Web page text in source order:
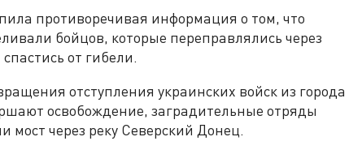
противоречивая информация о том, что
бойцов, которые переправлялись через
от гибели.
отступления украинских войск из города
освобождение, заградительные отряды
мост через реку Северский Донец.